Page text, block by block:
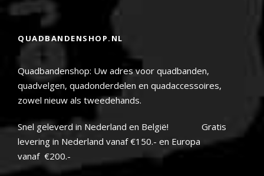
QUADBANDENSHOP.NL
Quadbandenshop: Uw adres voor quadbanden,
quadvelgen, quadonderdelen en quadaccessoires,
zowel nieuw als tweedehands.
Snel geleverd in Nederland en België! Gratis
levering in Nederland vanaf €150.- en Europa
vanaf €200.-